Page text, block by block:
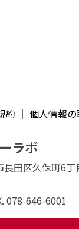
約 ｜ 個人情報
ラボ
田区久保町6丁
078-646-6001